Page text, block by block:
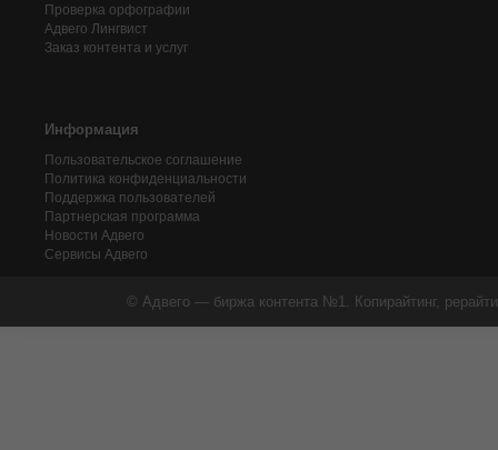
Проверка орфографии
Адвего Лингвист
Заказ контента и услуг
Информация
Пользовательское соглашение
Политика конфиденциальности
Поддержка пользователей
Партнерская программа
Новости Адвего
Сервисы Адвего
© Адвего — биржа контента №1. Копирайтинг,